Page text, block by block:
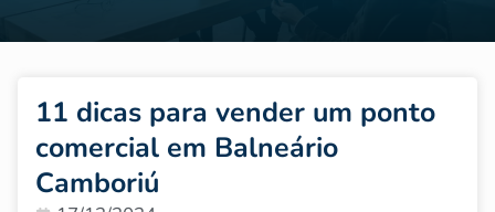
11 dicas para vender um ponto
comercial em Balneário
Camboriú